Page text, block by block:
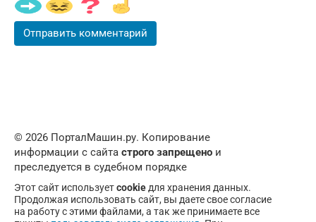
© 2026 ПорталМашин.ру. Копирование
информации с сайта строго запрещено и
преследуется в судебном порядке
Этот сайт используетcookie для хранения данных.
Продолжая использовать сайт, вы даете свое согласие
на работу с этими файлами, а так же принимаете все